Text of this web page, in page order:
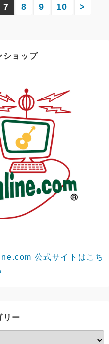
7 8 9 10 >
ショップ
公式サイトはこち
リー